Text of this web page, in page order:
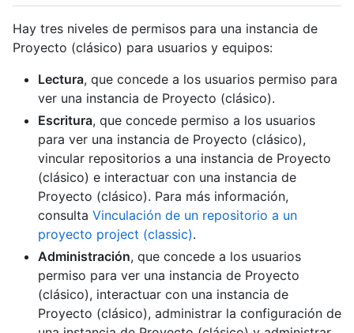
Hay tres niveles de permisos para una instancia de
Proyecto (clásico) para usuarios y equipos:
Lectura, que concede a los usuarios permiso para
ver una instancia de Proyecto (clásico).
Escritura, que concede permiso a los usuarios
para ver una instancia de Proyecto (clásico),
vincular repositorios a una instancia de Proyecto
(clásico) e interactuar con una instancia de
Proyecto (clásico). Para más información,
consulta Vinculación de un repositorio a un
proyecto project (classic).
Administración, que concede a los usuarios
permiso para ver una instancia de Proyecto
(clásico), interactuar con una instancia de
Proyecto (clásico), administrar la configuración de